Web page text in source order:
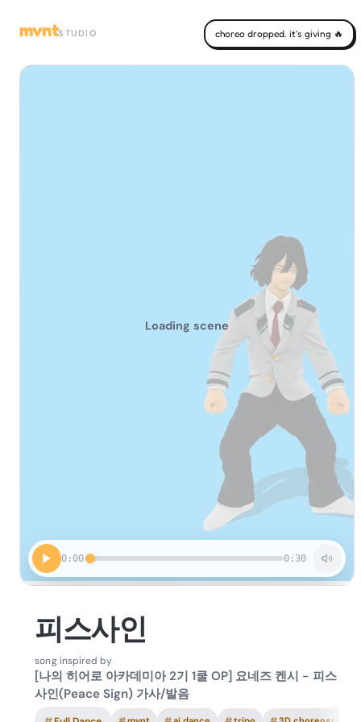
mvntSTUDIO choreo dropped. it's giving 🔥
0:00 0:30
Loading scene
피스사인
song inspired by
[나의 히어로 아카데미아 2기 1쿨 OP] 요네즈 켄시 - 피스
사인(Peace Sign) 가사/발음